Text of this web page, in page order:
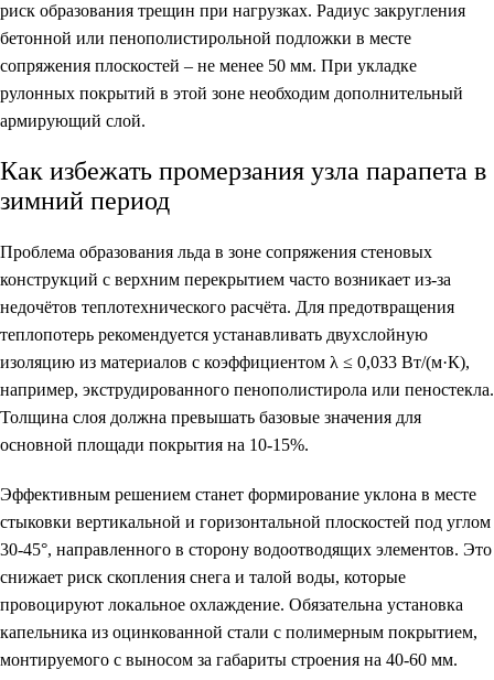
риск образования трещин при нагрузках. Радиус закругления
бетонной или пенополистирольной подложки в месте
сопряжения плоскостей – не менее 50 мм. При укладке
рулонных покрытий в этой зоне необходим дополнительный
армирующий слой.
Как избежать промерзания узла парапета в
зимний период
Проблема образования льда в зоне сопряжения стеновых
конструкций с верхним перекрытием часто возникает из-за
недочётов теплотехнического расчёта. Для предотвращения
теплопотерь рекомендуется устанавливать двухслойную
изоляцию из материалов с коэффициентом λ ≤ 0,033 Вт/(м·К),
например, экструдированного пенополистирола или пеностекла.
Толщина слоя должна превышать базовые значения для
основной площади покрытия на 10-15%.
Эффективным решением станет формирование уклона в месте
стыковки вертикальной и горизонтальной плоскостей под углом
30-45°, направленного в сторону водоотводящих элементов. Это
снижает риск скопления снега и талой воды, которые
провоцируют локальное охлаждение. Обязательна установка
капельника из оцинкованной стали с полимерным покрытием,
монтируемого с выносом за габариты строения на 40-60 мм.